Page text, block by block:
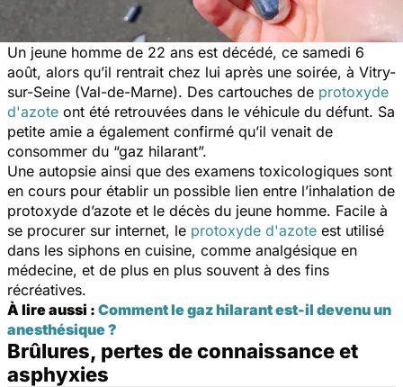
Un jeune homme de 22 ans est décédé, ce samedi 6
août, alors qu’il rentrait chez lui après une soirée, à Vitry-
sur-Seine (Val-de-Marne). Des cartouches de protoxyde
d'azote ont été retrouvées dans le véhicule du défunt. Sa
petite amie a également confirmé qu’il venait de
consommer du “gaz hilarant”.
Une autopsie ainsi que des examens toxicologiques sont
en cours pour établir un possible lien entre l’inhalation de
protoxyde d’azote et le décès du jeune homme. Facile à
se procurer sur internet, le protoxyde d'azote est utilisé
dans les siphons en cuisine, comme analgésique en
médecine, et de plus en plus souvent à des fins
récréatives.
À lire aussi : Comment le gaz hilarant est-il devenu un
anesthésique ?
Brûlures, pertes de connaissance et
asphyxies